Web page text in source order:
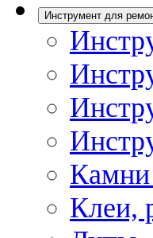
Инструмент для
Камни
Клеи,